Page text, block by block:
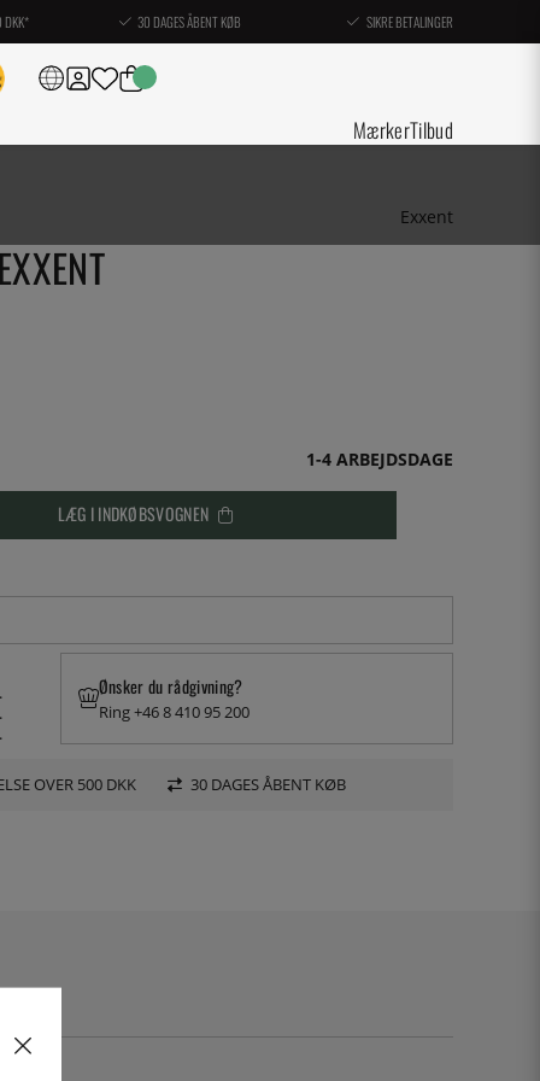
DKK* 30 DAGES ÅBENT KØB SIKRE BETALINGER
MærkerTilbud
Exxent
1-4 ARBEJDSDAGE
LÆG I INDKØBSVOGNEN
Ønsker du rådgivning?
Ring +46 8 410 95 200
OVER 500 DKK 30 DAGES ÅBENT KØB